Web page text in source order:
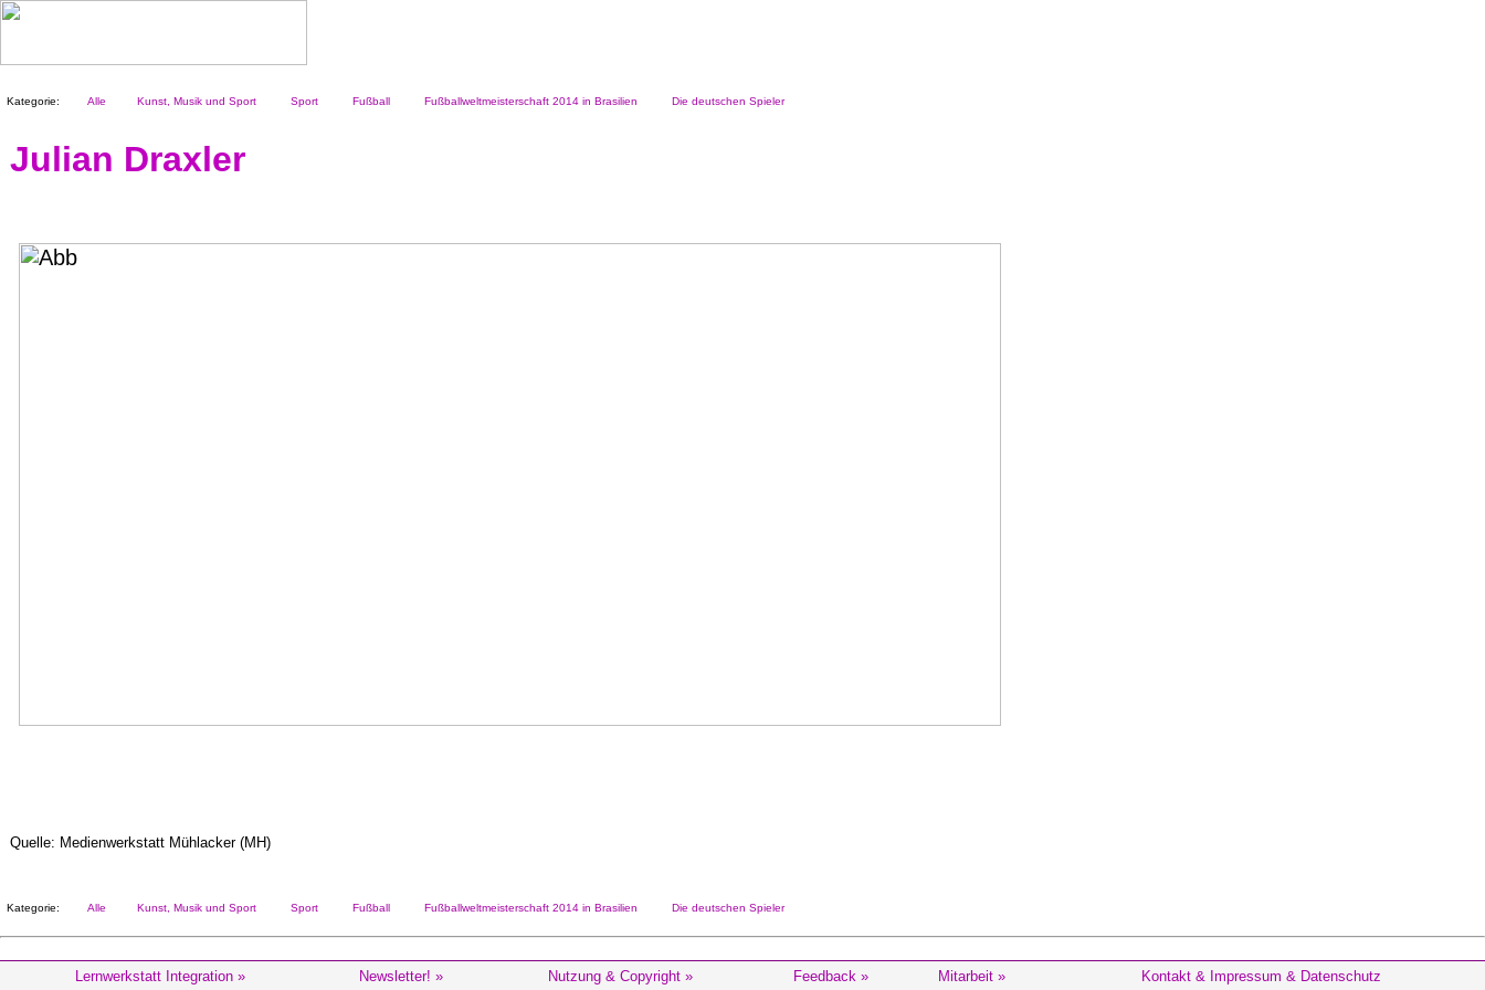
Kategorie: Alle Kunst, Musik und Sport Sport Fußball Fußballweltmeisterschaft 2014 in Brasilien Die deutschen Spieler
Julian Draxler
Quelle: Medienwerkstatt Mühlacker (MH)
Kategorie: Alle Kunst, Musik und Sport Sport Fußball Fußballweltmeisterschaft 2014 in Brasilien Die deutschen Spieler
Lernwerkstatt Integration » Newsletter! » Nutzung & Copyright » Feedback » Mitarbeit » Kontakt & Impressum & Datenschutz